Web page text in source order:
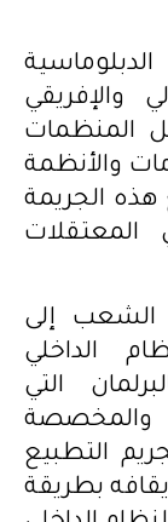
والإفريقي
المنظمات
والأنظمة
هذه الجريمة
إلى
الداخلي
التي
انعقدت يوم 02 نوفمبر 2023 والمخصصة
التطبيع
بطريقة